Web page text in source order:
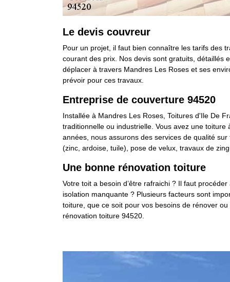
Le devis couvreur
Pour un projet, il faut bien connaître les tarifs des
courant des prix. Nos devis sont gratuits, détaillés
déplacer à travers Mandres Les Roses et ses
prévoir pour ces travaux.
Entreprise de couverture 94520
Installée à Mandres Les Roses, Toitures d'Ile De
traditionnelle ou industrielle. Vous avez une
années, nous assurons des services de qualité
(zinc, ardoise, tuile), pose de velux, travaux de
Une bonne rénovation toiture
Votre toit a besoin d’être rafraichi ? Il faut
isolation manquante ? Plusieurs facteurs sont
toiture, que ce soit pour vos besoins de rénover
rénovation toiture 94520.